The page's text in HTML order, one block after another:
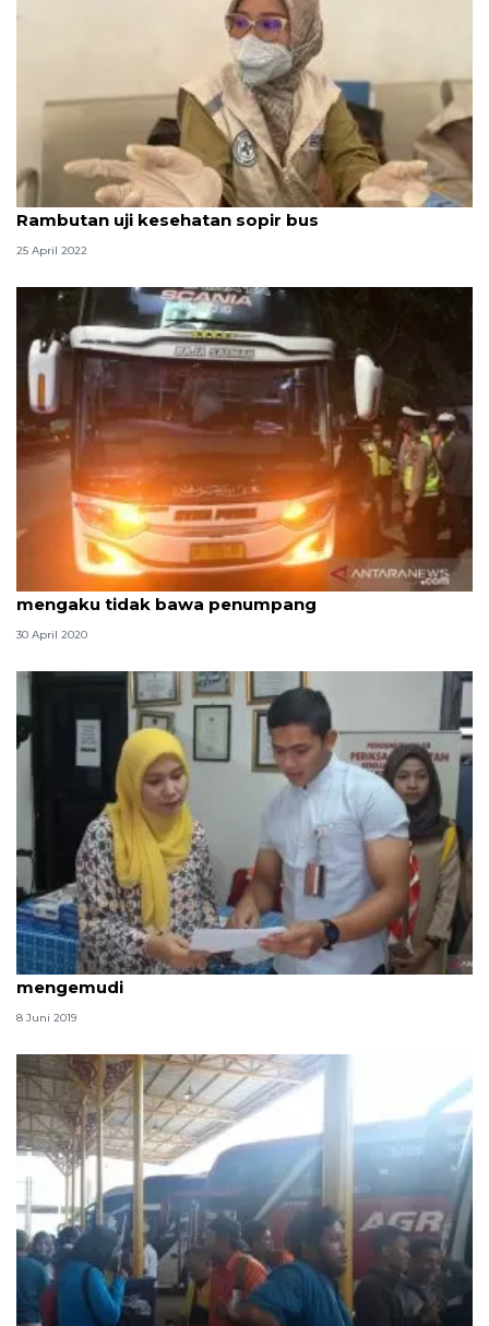
Pastikan mudik aman, Terminal Kampung
Rambutan uji kesehatan sopir bus
25 April 2022
Sembunyikan pemudik, sopir bus awalnya
mengaku tidak bawa penumpang
30 April 2020
Enam sopir bus Terminal Kalideres tidak laik
mengemudi
8 Juni 2019